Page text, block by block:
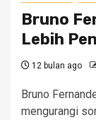
Bruno
Lebih
12 bulan ago
Bruno
mengurangi